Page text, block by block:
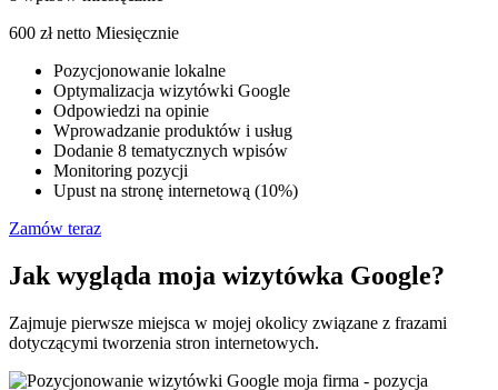
600 zł netto Miesięcznie
Pozycjonowanie lokalne
Optymalizacja wizytówki Google
Odpowiedzi na opinie
Wprowadzanie produktów i usług
Dodanie 8 tematycznych wpisów
Monitoring pozycji
Upust na stronę internetową (10%)
Zamów teraz
Jak wygląda moja wizytówka Google?
Zajmuje pierwsze miejsca w mojej okolicy związane z frazami
dotyczącymi tworzenia stron internetowych.